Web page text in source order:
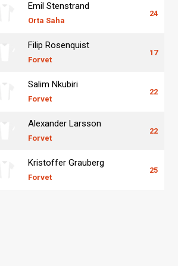
Emil Stenstrand
Orta Saha
24
Filip Rosenquist
Forvet
17
Salim Nkubiri
Forvet
22
Alexander Larsson
Forvet
22
Kristoffer Grauberg
Forvet
25